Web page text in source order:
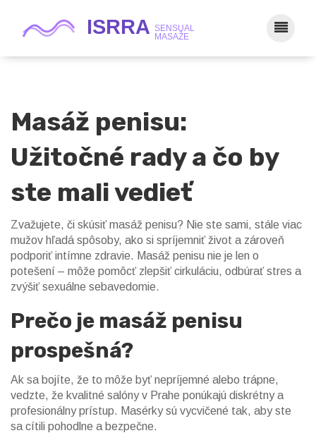
Masáž penisu:
Užitočné rady a čo by
ste mali vedieť
Zvažujete, či skúsiť masáž penisu? Nie ste sami, stále viac
mužov hľadá spôsoby, ako si spríjemniť život a zároveň
podporiť intímne zdravie. Masáž penisu nie je len o
potešení – môže pomôcť zlepšiť cirkuláciu, odbúrať stres a
zvýšiť sexuálne sebavedomie.
Prečo je masáž penisu
prospešná?
Ak sa bojíte, že to môže byť nepríjemné alebo trápne,
vedzte, že kvalitné salóny v Prahe ponúkajú diskrétny a
profesionálny prístup. Masérky sú vycvičené tak, aby ste
sa cítili pohodlne a bezpečne.